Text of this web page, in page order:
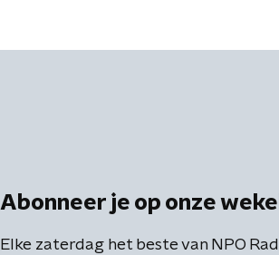
Abonneer je op onze
Elke zaterdag het beste van NPO